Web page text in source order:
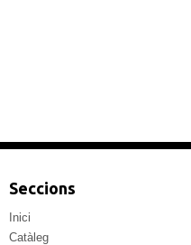
Seccions
Inici
Catàleg